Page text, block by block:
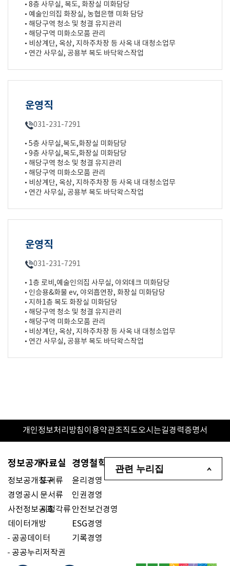
• 8층 사무실, 복도, 화장실 미화담당
• 예술인의집 화장실, 농협은행 미화 담당
• 해당구역 청소 및 청결 유지관리
• 해당구역 미화소모품 관리
• 비상계단, 옥상, 지하주차장 등 사옥 내 대청소업무
• 연간 사무실, 공용부 복도 바닥왁스작업
운영직
031-231-7291
• 5층 사무실,복도,화장실 미화담당
• 9층 사무실,복도,화장실 미화담당
• 해당구역 청소 및 청결 유지관리
• 해당구역 미화소모품 관리
• 비상계단, 옥상, 지하주차장 등 사옥 내 대청소업무
• 연간 사무실, 공용부 복도 바닥왁스작업
운영직
031-231-7291
• 1층 로비,예술인의집 사무실, 야외데크 미화담당
• 인승용&화물 ev, 야외흡연장, 화장실 미화담당
• 지하1층 복도 화장실 미화담당
• 해당구역 청소 및 청결 유지관리
• 해당구역 미화소모품 관리
• 비상계단, 옥상, 지하주차장 등 사옥 내 대청소업무
• 연간 사무실, 공용부 복도 바닥왁스작업
개인정보처리방침이용약관조직도오시는길경력증명서
정보공개
정보공개청구
경영공시
사전정보공표
데이터개방
공공데이터
공공누리저작권
자료실
도서류
문서류
시청각류
경영철학
윤리경영
인권경영
안전보건경영
ESG경영
기록경영
관련 누리집